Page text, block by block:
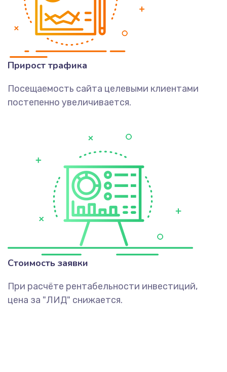
Прирост трафика
Посещаемость сайта целевыми клиентами
постепенно увеличивается.
Стоимость заявки
При расчёте рентабельности инвестиций,
цена за "ЛИД" снижается.